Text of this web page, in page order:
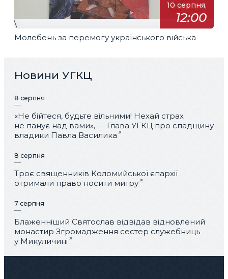
10 серпня,
12:00
\
Молебень за перемогу українського війська
Новини УГКЦ
8 серпня
«Не бійтеся, будьте вільними! Нехай страх
не панує над вами», — Глава УГКЦ про спадщину
владики Павла Василика
8 серпня
Троє священників Коломийської єпархії
отримали право носити митру
7 серпня
Блаженніший Святослав відвідав відновлений
монастир Згромадження сестер служебниць
у Микуличині